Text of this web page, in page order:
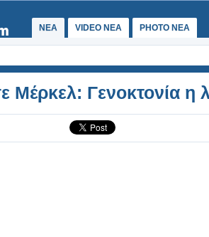
ΝΕΑ VIDEO NEA PHOTO NEA
Γενοκτονία η